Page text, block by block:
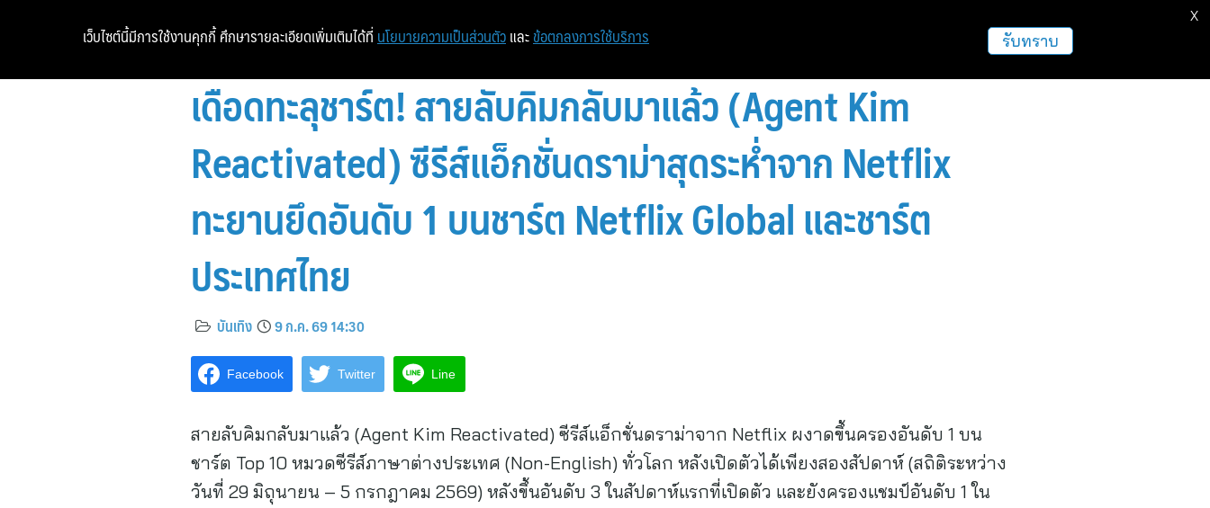
เดือดทะลุชาร์ต! สายลับคิมกลับมาแล้ว (Agent Kim
Reactivated) ซีรีส์แอ็กชั่นดราม่าสุดระห่ำจาก Netflix
ทะยานยึดอันดับ 1 บนชาร์ต Netflix Global และชาร์ต
ประเทศไทย
บันเทิง 9 ก.ค. 69 14:30
Facebook Twitter Line
สายลับคิมกลับมาแล้ว (Agent Kim Reactivated) ซีรีส์แอ็กชั่นดราม่าจาก Netflix ผงาดขึ้นครองอันดับ 1 บน
ชาร์ต Top 10 หมวดซีรีส์ภาษาต่างประเทศ (Non-English) ทั่วโลก หลังเปิดตัวได้เพียงสองสัปดาห์ (สถิติระหว่าง
วันที่ 29 มิถุนายน – 5 กรกฎาคม 2569) หลังขึ้นอันดับ 3 ในสัปดาห์แรกที่เปิดตัว และยังครองแชมป์อันดับ 1 ใน
เว็บไซต์นี้มีการใช้งานคุกกี้ ศึกษารายละเอียดเพิ่มเติมได้ที่ นโยบายความเป็นส่วนตัว และ ข้อตกลงการใช้บริการ รับทราบ
X